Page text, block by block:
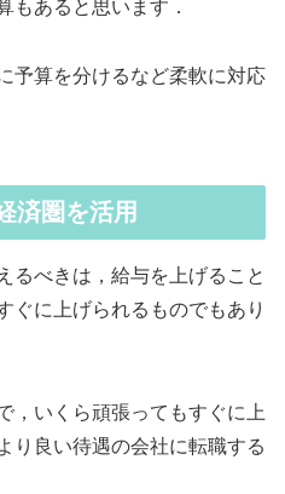
もあると思います．
予算を分けるなど柔軟に対応
済圏を活用
るべきは，給与を上げること
ぐに上げられるものでもあり
，いくら頑張ってもすぐに上
り良い待遇の会社に転職する